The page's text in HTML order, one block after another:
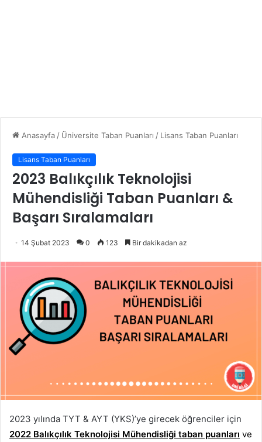
Anasayfa / Üniversite Taban Puanları / Lisans Taban Puanları
Lisans Taban Puanları
2023 Balıkçılık Teknolojisi
Mühendisliği Taban Puanları &
Başarı Sıralamaları
14 Şubat 2023 0 123 Bir dakikadan az
2023 yılında TYT & AYT (YKS)’ye girecek öğrenciler için
2022 Balıkçılık Teknolojisi Mühendisliği taban puanları ve